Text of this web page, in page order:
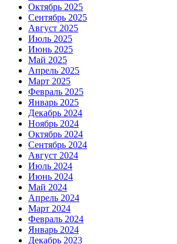
Октябрь 2025
Сентябрь 2025
Август 2025
Июль 2025
Июнь 2025
Май 2025
Апрель 2025
Март 2025
Февраль 2025
Январь 2025
Декабрь 2024
Ноябрь 2024
Октябрь 2024
Сентябрь 2024
Август 2024
Июль 2024
Июнь 2024
Май 2024
Апрель 2024
Март 2024
Февраль 2024
Январь 2024
Декабрь 2023